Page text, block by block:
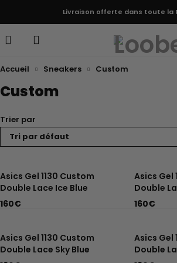
Livraison offerte dans toute la
Accueil Sneakers Custom
Custom
Trier par
Tri par défaut
Asics Gel 1130 Custom
Double Lace Ice Blue
160€
Asics Gel
Double
160€
Asics Gel 1130 Custom
Double Lace Sky Blue
Asics Gel
Double